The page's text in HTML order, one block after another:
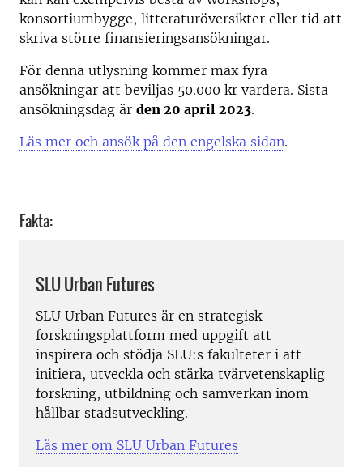
konsortiumbygge, litteraturöversikter eller tid att
skriva större finansieringsansökningar.
För denna utlysning kommer max fyra
ansökningar att beviljas 50.000 kr vardera. Sista
ansökningsdag är den 20 april 2023.
Läs mer och ansök på den engelska sidan.
Fakta:
SLU Urban Futures
SLU Urban Futures är en strategisk
forskningsplattform med uppgift att
inspirera och stödja SLU:s fakulteter i att
initiera, utveckla och stärka tvärvetenskaplig
forskning, utbildning och samverkan inom
hållbar stadsutveckling.
Läs mer om SLU Urban Futures